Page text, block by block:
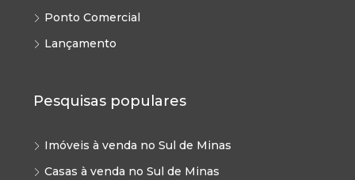
Ponto Comercial
Lançamento
Pesquisas populares
Imóveis à venda no Sul de Minas
Casas à venda no Sul de Minas